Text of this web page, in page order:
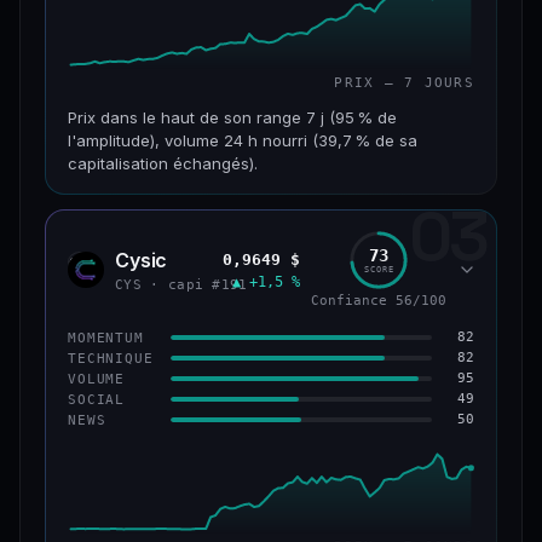
PRIX — 7 JOURS
Prix dans le haut de son range 7 j (95 % de
l'amplitude), volume 24 h nourri (39,7 % de sa
capitalisation échangés).
CAP. MARCHÉ VOLUME 24 H
VAR. 7 J VAR. 30 J
+203,1 %
VS ATH
−86,3 % #235
CONFIANCE 67/100
03
CYS Cysic
CYS · capi #191
0,9649 $
▲ +1,5 %
73
SCORE
Confiance 56/100
MOMENTUM 82
TECHNIQUE 82
VOLUME 95
SOCIAL 49
NEWS 50